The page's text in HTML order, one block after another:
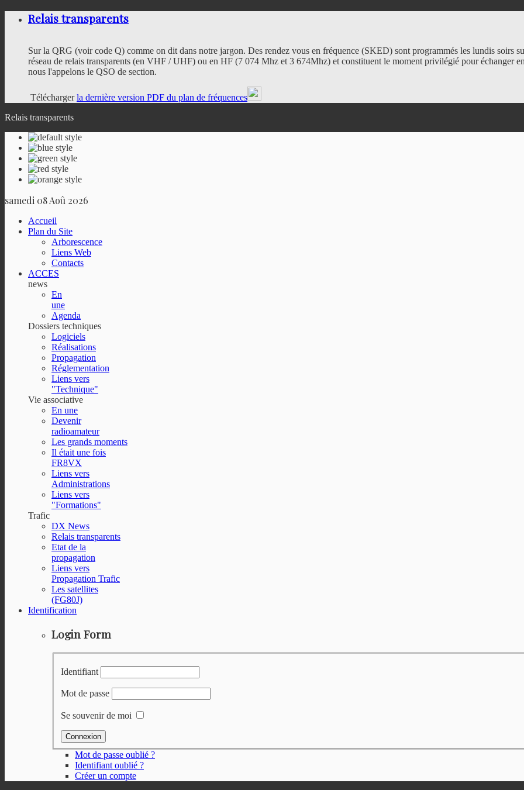
Relais transparents
Sur la QRG (voir code Q) comme on dit dans notre jargon. Des rendez vous en fréquence (SKED) sont programmés les lundis soirs
réseau de relais transparents (en VHF / UHF) ou en HF (7 074 Mhz et 3 674Mhz) et constituent le moment privilégié pour échanger
nous l'appelons le QSO de section.
Téléchargerla dernière version PDF du plan de fréquences
Relais transparents
samedi 08 Aoû 2026
Accueil
Plan du Site
Arborescence
Liens Web
Contacts
ACCES
news
En
une
Agenda
Dossiers techniques
Logiciels
Réalisations
Propagation
Réglementation
Liens vers
"Technique"
Vie associative
En une
Devenir
radioamateur
Les grands moments
Il était une fois
FR8VX
Liens vers
Administrations
Liens vers
"Formations"
Trafic
DX News
Relais transparents
Etat de la
propagation
Liens vers
Propagation Trafic
Les satellites
(FG80J)
Identification
Login Form
Identifiant
Mot de passe
Se souvenir de moi
Mot de passe oublié ?
Identifiant oublié ?
Créer un compte